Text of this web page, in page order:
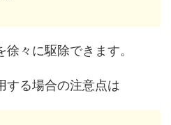
々に駆除できます。
する場合の注意点は